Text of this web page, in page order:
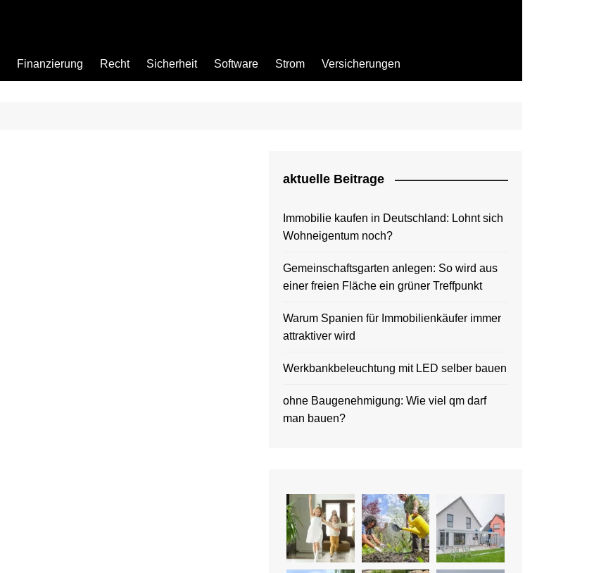
Finanzierung Recht Sicherheit Software Strom Versicherungen
aktuelle Beitrage
Immobilie kaufen in Deutschland: Lohnt sich
Wohneigentum noch?
Gemeinschaftsgarten anlegen: So wird aus
einer freien Fläche ein grüner Treffpunkt
Warum Spanien für Immobilienkäufer immer
attraktiver wird
Werkbankbeleuchtung mit LED selber bauen
ohne Baugenehmigung: Wie viel qm darf
man bauen?